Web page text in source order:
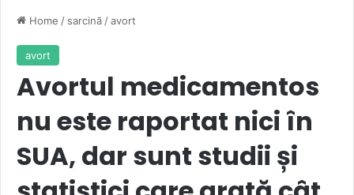
Home / sarcină /avort
avort
Avortul medicamentos
nu este raportat nici în
SUA, dar sunt studii și